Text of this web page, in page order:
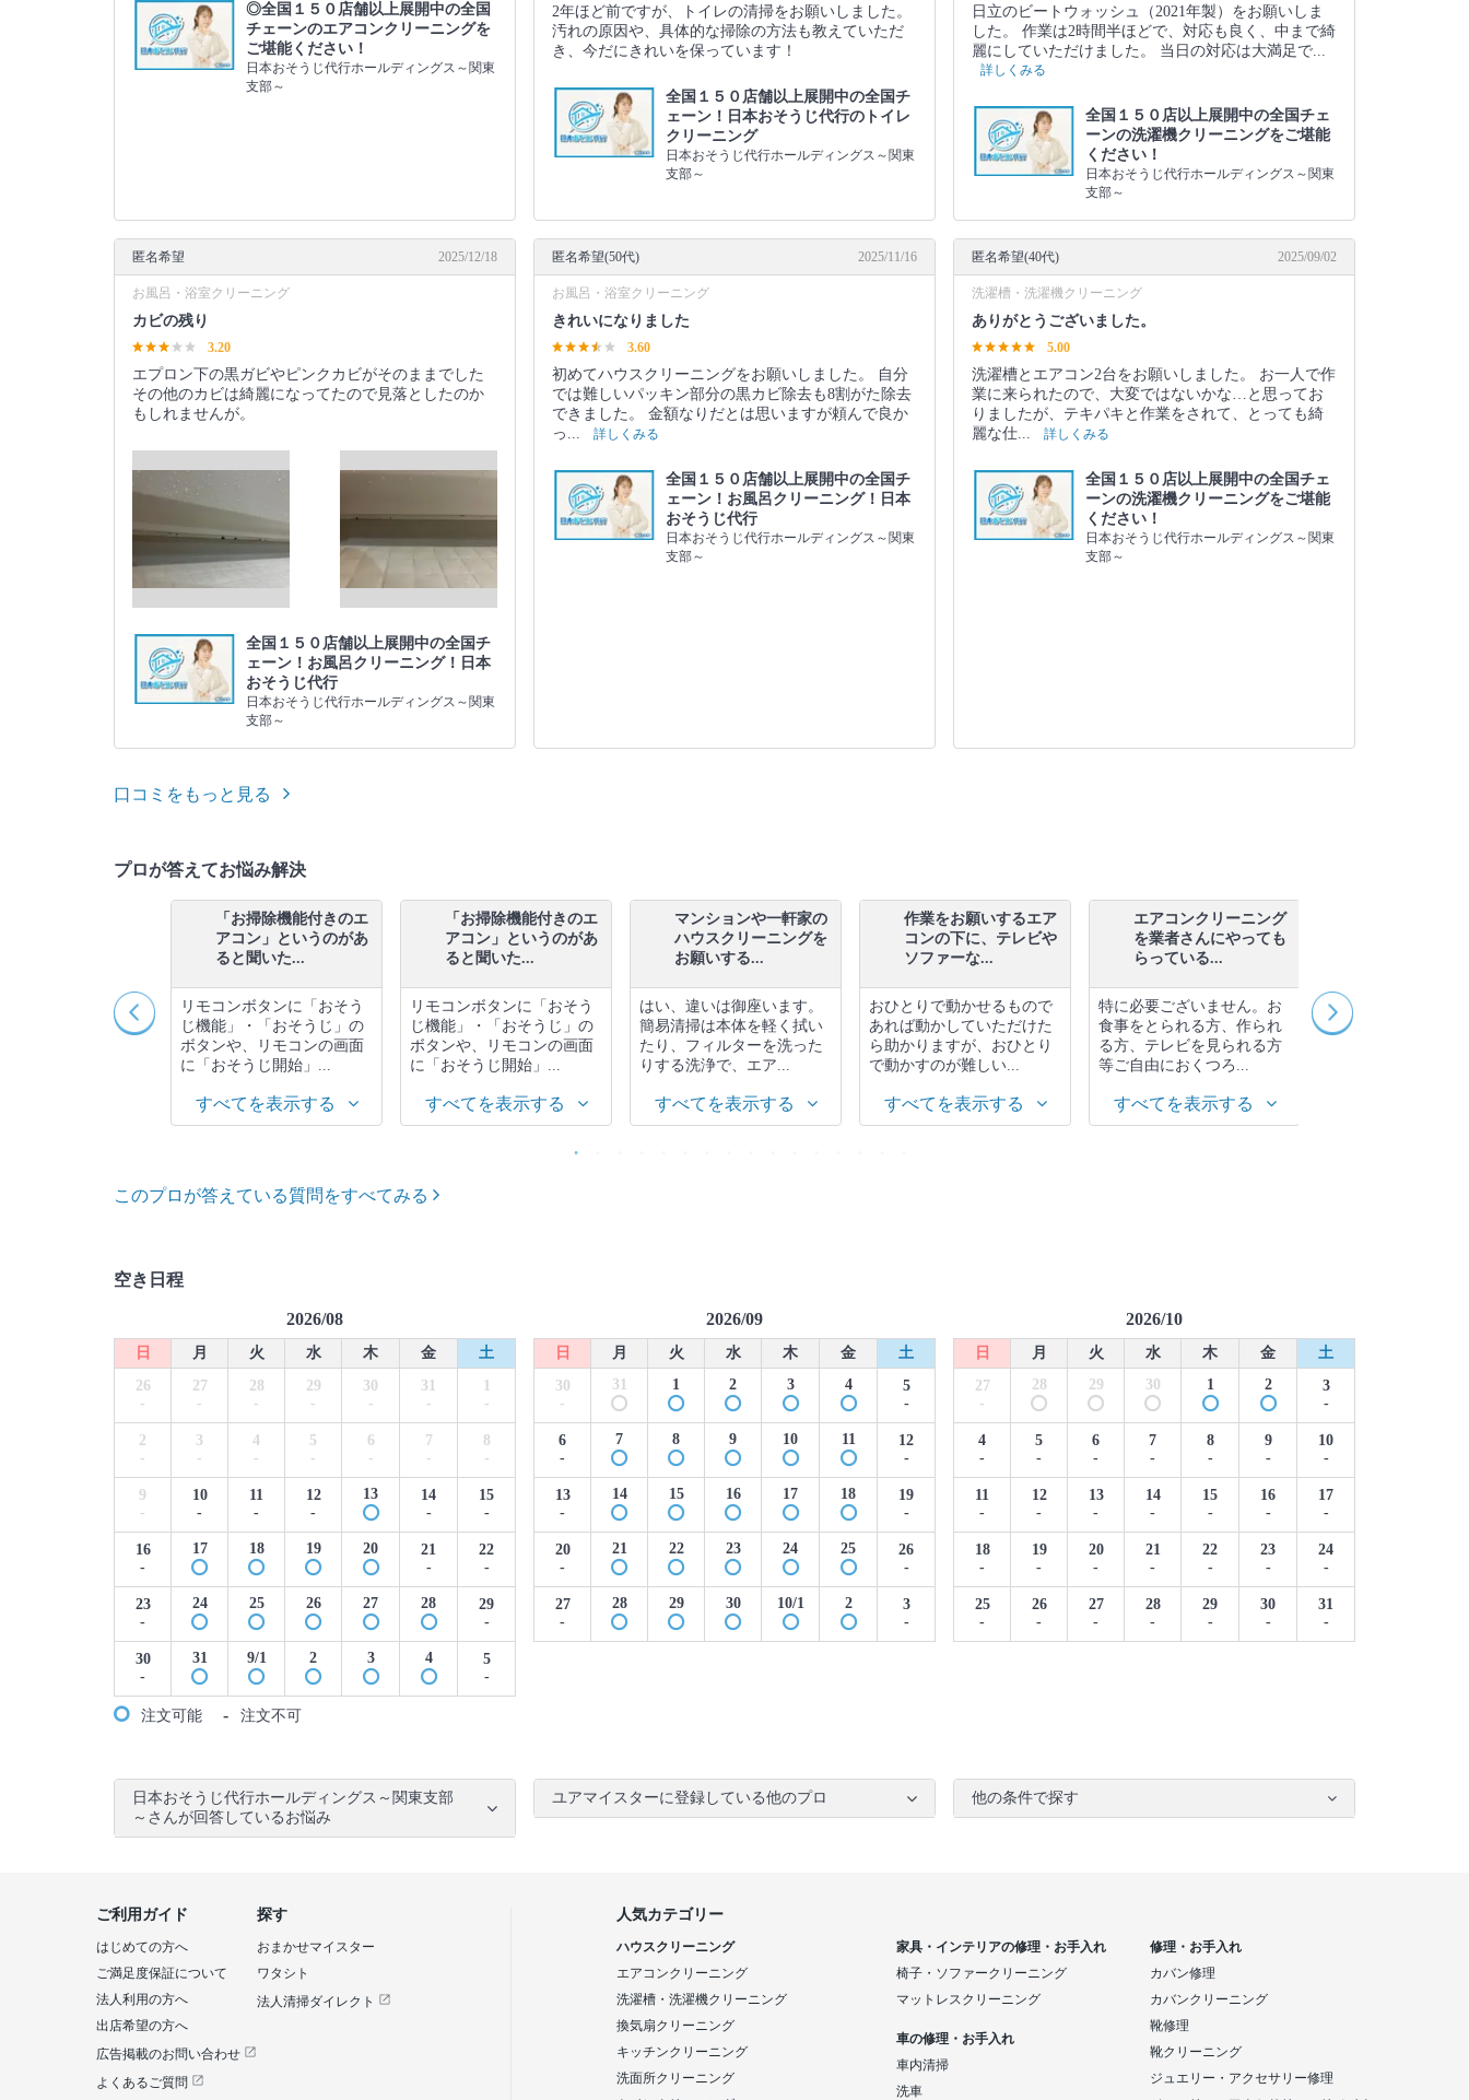
◎全国１５０店舗以上展開中の全国
チェーンのエアコンクリーニングを
ご堪能ください！
日本おそうじ代行ホールディングス～関東
支部～
2年ほど前ですが、トイレの清掃をお願いしました。
汚れの原因や、具体的な掃除の方法も教えていただ
き、今だにきれいを保っています！
全国１５０店舗以上展開中の全国チ
ェーン！日本おそうじ代行のトイレ
クリーニング
日本おそうじ代行ホールディングス～関東
支部～
日立のビートウォッシュ（2021年製）をお願いしま
した。 作業は2時間半ほどで、対応も良く、中まで綺
麗にしていただけました。 当日の対応は大満足で...
詳しくみる
全国１５０店以上展開中の全国チェ
ーンの洗濯機クリーニングをご堪能
ください！
日本おそうじ代行ホールディングス～関東
支部～
匿名希望 2025/12/18
お風呂・浴室クリーニング
カビの残り
3.20
エプロン下の黒ガビやピンクカビがそのままでした
その他のカビは綺麗になってたので見落としたのか
もしれませんが。
全国１５０店舗以上展開中の全国チ
ェーン！お風呂クリーニング！日本
おそうじ代行
日本おそうじ代行ホールディングス～関東
支部～
匿名希望(50代) 2025/11/16
お風呂・浴室クリーニング
きれいになりました
3.60
初めてハウスクリーニングをお願いしました。 自分
では難しいパッキン部分の黒カビ除去も8割がた除去
できました。 金額なりだとは思いますが頼んで良か
っ...
詳しくみる
全国１５０店舗以上展開中の全国チ
ェーン！お風呂クリーニング！日本
おそうじ代行
日本おそうじ代行ホールディングス～関東
支部～
匿名希望(40代) 2025/09/02
洗濯槽・洗濯機クリーニング
ありがとうございました。
5.00
洗濯槽とエアコン2台をお願いしました。 お一人で作
業に来られたので、大変ではないかな…と思ってお
りましたが、テキパキと作業をされて、とっても綺
麗な仕...
詳しくみる
全国１５０店以上展開中の全国チェ
ーンの洗濯機クリーニングをご堪能
ください！
日本おそうじ代行ホールディングス～関東
支部～
口コミをもっと見る
プロが答えてお悩み解決
部品はすべて綺麗
ますので、その際
「お掃除機能付きのエ
アコン」というのがあ
ると聞いた...
リモコンボタンに「おそう
じ機能」・「おそうじ」の
ボタンや、リモコンの画面
に「おそうじ開始」...
すべてを表示する
「お掃除機能付きのエ
アコン」というのがあ
ると聞いた...
リモコンボタンに「おそう
じ機能」・「おそうじ」の
ボタンや、リモコンの画面
に「おそうじ開始」...
すべてを表示する
マンションや一軒家の
ハウスクリーニングを
お願いする...
はい、違いは御座います。
簡易清掃は本体を軽く拭い
たり、フィルターを洗った
りする洗浄で、エア...
すべてを表示する
作業をお願いするエア
コンの下に、テレビや
ソファーな...
おひとりで動かせるもので
あれば動かしていただけた
ら助かりますが、おひとり
で動かすのが難しい...
すべてを表示する
エアコンクリーニング
を業者さんにやっても
らっている...
特に必要ございません。お
食事をとられる方、作られ
る方、テレビを見られる方
等ご自由におくつろ...
すべてを表示する
特に必要ございま
食事をとられる方
このプロが答えている質問をすべてみる
空き日程
2026/08
日 月 火 水 木 金
土
26
-
27
-
28
-
29
-
30
-
31
-
1
-
2
-
3
-
4
-
5
-
6
-
7
-
8
-
9
-
10
-
11
-
12
-
13
14
-
15
-
16
-
17 18 19 20
21
-
22
-
23
-
24 25 26 27 28
29
-
30
-
31 9/1 2 3 4
5
-
2026/09
日 月 火 水 木 金
土
30
-
31 1 2 3 4
5
-
6
-
7 8 9 10 11
12
-
13
-
14 15 16 17 18
19
-
20
-
21 22 23 24 25
26
-
27
-
28 29 30 10/1 2
3
-
2026/10
日 月 火 水 木 金
土
27
-
28 29 30 1 2
3
-
4
-
5
-
6
-
7
-
8
-
9
-
10
-
11
-
12
-
13
-
14
-
15
-
16
-
17
-
18
-
19
-
20
-
21
-
22
-
23
-
24
-
25
-
26
-
27
-
28
-
29
-
30
-
31
-
注文可能 - 注文不可
日本おそうじ代行ホールディングス～関東支部
～さんが回答しているお悩み
ユアマイスターに登録している他のプロ 他の条件で探す
探す
おまかせマイスター
ワタシト
法人清掃ダイレクト
ご利用ガイド
はじめての方へ
ご満足度保証について
法人利用の方へ
出店希望の方へ
広告掲載のお問い合わせ
よくあるご質問
人気カテゴリー
ハウスクリーニング
エアコンクリーニング
洗濯槽・洗濯機クリーニング
換気扇クリーニング
キッチンクリーニング
洗面所クリーニング
家具・インテリアの修理・お手入れ
椅子・ソファークリーニング
マットレスクリーニング
車の修理・お手入れ
車内清掃
洗車
修理・お手入れ
カバン修理
カバンクリーニング
靴修理
靴クリーニング
ジュエリー・アクセサリー修理